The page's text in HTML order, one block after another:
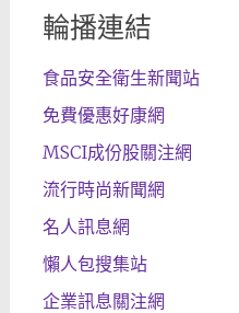
輪播連結
食品安全衛生新聞站
免費優惠好康網
MSCI成份股關注網
流行時尚新聞網
名人訊息網
懶人包搜集站
企業訊息關注網